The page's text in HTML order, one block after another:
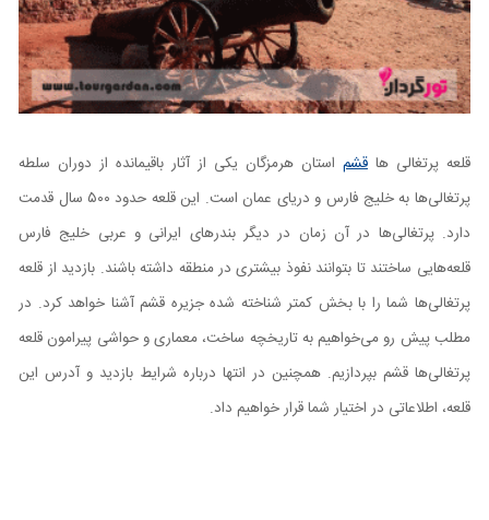
قلعه پرتغالی‌ هاقشم استان هرمزگان یکی از آثار باقیمانده از دوران سلطه
پرتغالی‌ها به خلیج فارس و دریای عمان است. این قلعه حدود ۵۰۰ سال قدمت
دارد. پرتغالی‌ها در آن زمان در دیگر بندر‌های ایرانی و عربی خلیج فارس
قلعه‌هایی ساختند تا بتوانند نفوذ بیشتری در منطقه داشته باشند. بازدید از قلعه
پرتغالی‌ها شما را با بخش کمتر شناخته شده جزیره قشم آشنا خواهد کرد. در
مطلب پیش رو می‌خواهیم به تاریخچه ساخت، معماری و حواشی پیرامون قلعه
پرتغالی‌ها قشم بپردازیم. همچنین در انتها درباره شرایط بازدید و آدرس این
قلعه، اطلاعاتی در اختیار شما قرار خواهیم داد.